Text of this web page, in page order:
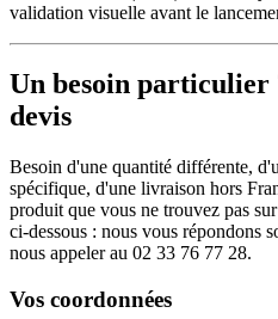
validation visuelle avant le
Un besoin particulier
devis
Besoin d'une quantité différente,
spécifique, d'une livraison hors
produit que vous ne trouvez pas
ci-dessous : nous vous répondons
nous appeler au 02 33 76 77 28.
Vos coordonnées